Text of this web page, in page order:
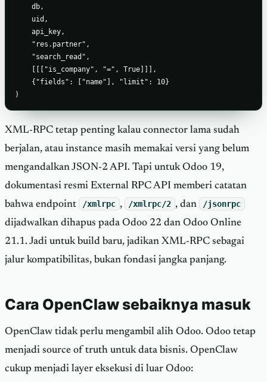
    db,
    uid,
    api_key,
    "res.partner",
    "search_read",
    [[["is_company", "=", True]]],
    {"fields": ["name"], "limit": 10}
)
XML-RPC tetap penting kalau connector lama sudah
berjalan, atau instance masih memakai versi yang belum
mengandalkan JSON-2 API. Tapi untuk Odoo 19,
dokumentasi resmi External RPC API memberi catatan
bahwa endpoint
/xmlrpc , /xmlrpc/2 , dan /jsonrpc
dijadwalkan dihapus pada Odoo 22 dan Odoo Online
21.1. Jadi untuk build baru, jadikan XML-RPC sebagai
jalur kompatibilitas, bukan fondasi jangka panjang.
Cara OpenClaw sebaiknya masuk
OpenClaw tidak perlu mengambil alih Odoo. Odoo tetap
menjadi source of truth untuk data bisnis. OpenClaw
cukup menjadi layer eksekusi di luar Odoo: